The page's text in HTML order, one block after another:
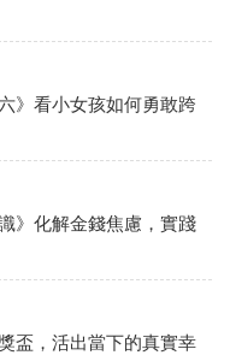
》看小女孩如何勇敢跨
》化解金錢焦慮，實踐
盃，活出當下的真實幸